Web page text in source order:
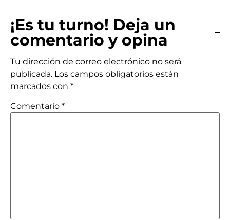
¡Es tu turno! Deja un
comentario y opina
Tu dirección de correo electrónico no será
publicada. Los campos obligatorios están
marcados con *
Comentario *